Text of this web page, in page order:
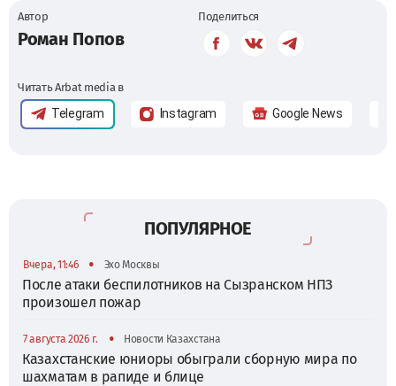
Автор
Роман Попов
Поделиться
Читать Arbat media в
Telegram Instagram Google News
ПОПУЛЯРНОЕ
Вчера, 11:46 • Эхо Москвы
После атаки беспилотников на Сызранском НПЗ
произошел пожар
7 августа 2026 г. • Новости Казахстана
Казахстанские юниоры обыграли сборную мира по
шахматам в рапиде и блице